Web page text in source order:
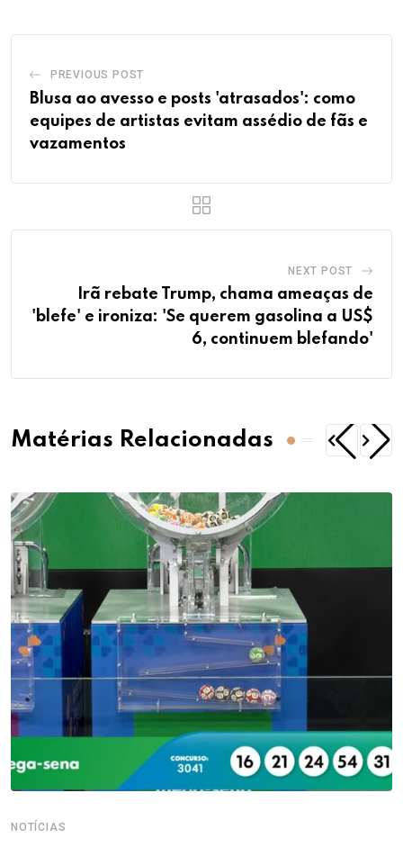
PREVIOUS POST
Blusa ao avesso e posts 'atrasados': como
equipes de artistas evitam assédio de fãs e
vazamentos
NEXT POST
Irã rebate Trump, chama ameaças de
'blefe' e ironiza: 'Se querem gasolina a US$
6, continuem blefando'
Matérias Relacionadas
NOTÍCIAS